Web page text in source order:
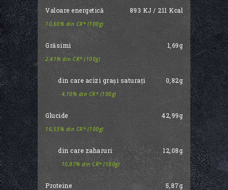
Valoare energetică 893 KJ / 211 Kcal
10,60% din CR* (100g)
Grăsimi 1,69g
2,41% din CR* (100g)
din care acizi grași saturați 0,82g
4,10% din CR* (100g)
Glucide 42,99g
16,53% din CR* (100g)
din care zaharuri 12,08g
10,87% din CR* (100g)
Proteine 5,87g